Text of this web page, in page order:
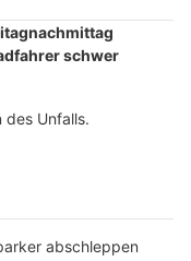
schwer
des Unfalls.